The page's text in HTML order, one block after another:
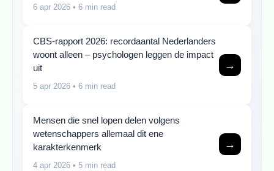
6 apr 2026 • 6 min read
CBS-rapport 2026: recordaantal Nederlanders
woont alleen – psychologen leggen de impact
uit
5 apr 2026 • 6 min read
→
Mensen die snel lopen delen volgens
wetenschappers allemaal dit ene
karakterkenmerk
4 apr 2026 • 5 min read
→